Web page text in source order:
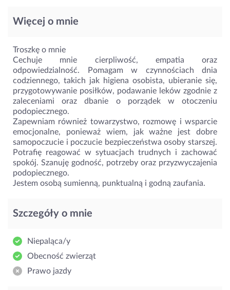
Więcej o mnie
Troszkę o mnie
Cechuje mnie cierpliwość, empatia oraz
odpowiedzialność. Pomagam w czynnościach dnia
codziennego, takich jak higiena osobista, ubieranie się,
przygotowywanie posiłków, podawanie leków zgodnie z
zaleceniami oraz dbanie o porządek w otoczeniu
podopiecznego.
Zapewniam również towarzystwo, rozmowę i wsparcie
emocjonalne, ponieważ wiem, jak ważne jest dobre
samopoczucie i poczucie bezpieczeństwa osoby starszej.
Potrafię reagować w sytuacjach trudnych i zachować
spokój. Szanuję godność, potrzeby oraz przyzwyczajenia
podopiecznego.
Jestem osobą sumienną, punktualną i godną zaufania.
Szczegóły o mnie
Niepaląca/y
Obecność zwierząt
Prawo jazdy